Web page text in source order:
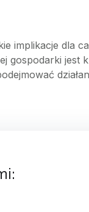
dla
gospodarki jest